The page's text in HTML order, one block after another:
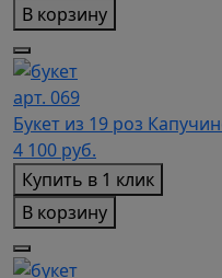
В корзину
арт. 069
Букет из 19 роз
4 100 руб.
Купить в 1 клик
В корзину